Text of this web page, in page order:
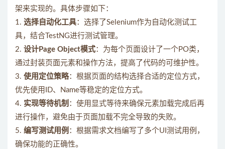
架来实现的。具体步骤如下：
1. 选择自动化工具：选择了Selenium作为自动化测试工
具，结合TestNG进行测试管理。
2. 设计Page Object模式：为每个页面设计了一个PO类，
通过封装页面元素和操作方法，提高了代码的可维护性。
3. 使用定位策略：根据页面的结构选择合适的定位方式，
优先使用ID、Name等稳定的定位方式。
4. 实现等待机制 ：使用显式等待来确保元素加载完成后再
进行操作，避免由于页面加载不完全导致的失败。
5. 编写测试用例 ：根据需求文档编写了多个UI测试用例，
确保功能的正确性。